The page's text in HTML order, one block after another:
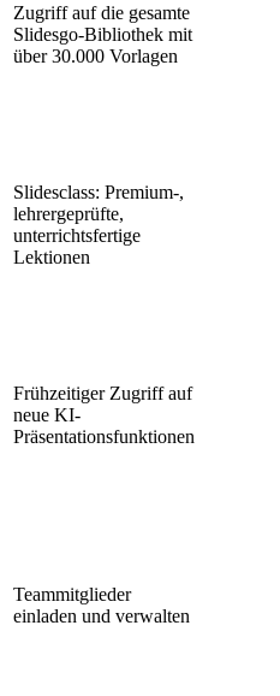
Zugriff auf die gesamte
Slidesgo-Bibliothek mit
über 30.000 Vorlagen
Slidesclass: Premium-,
lehrergeprüfte,
unterrichtsfertige
Lektionen
Frühzeitiger Zugriff auf
neue KI-
Präsentationsfunktionen
Teammitglieder
einladen und verwalten